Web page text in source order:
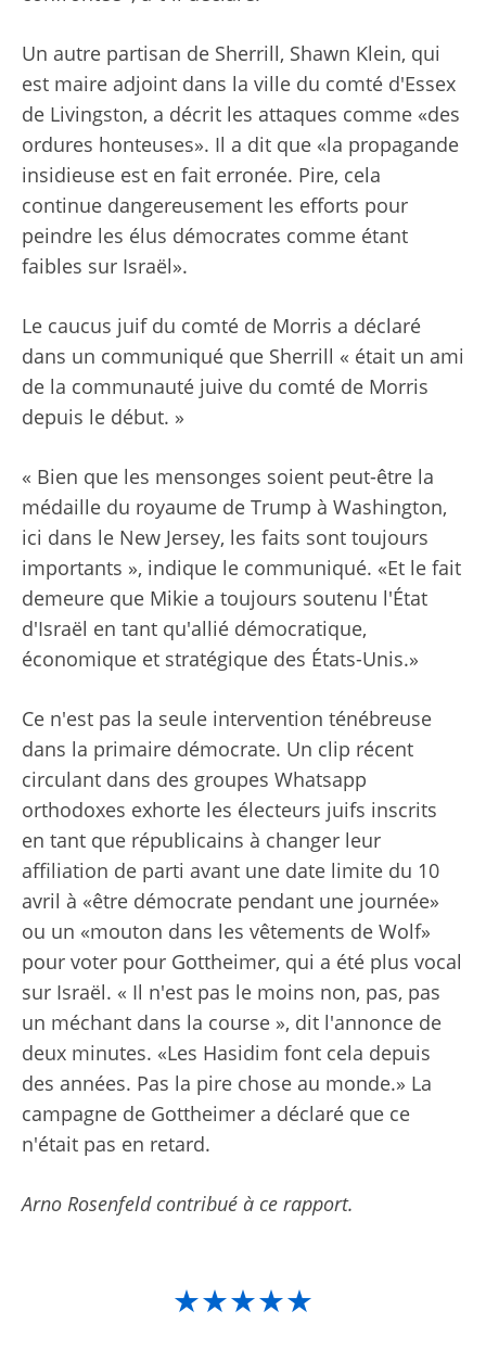
Un autre partisan de Sherrill, Shawn Klein, qui
est maire adjoint dans la ville du comté d'Essex
de Livingston, a décrit les attaques comme «des
ordures honteuses». Il a dit que «la propagande
insidieuse est en fait erronée. Pire, cela
continue dangereusement les efforts pour
peindre les élus démocrates comme étant
faibles sur Israël».
Le caucus juif du comté de Morris a déclaré
dans un communiqué que Sherrill « était un ami
de la communauté juive du comté de Morris
depuis le début. »
« Bien que les mensonges soient peut-être la
médaille du royaume de Trump à Washington,
ici dans le New Jersey, les faits sont toujours
importants », indique le communiqué. «Et le fait
demeure que Mikie a toujours soutenu l'État
d'Israël en tant qu'allié démocratique,
économique et stratégique des États-Unis.»
Ce n'est pas la seule intervention ténébreuse
dans la primaire démocrate. Un clip récent
circulant dans des groupes Whatsapp
orthodoxes exhorte les électeurs juifs inscrits
en tant que républicains à changer leur
affiliation de parti avant une date limite du 10
avril à «être démocrate pendant une journée»
ou un «mouton dans les vêtements de Wolf»
pour voter pour Gottheimer, qui a été plus vocal
sur Israël. « Il n'est pas le moins non, pas, pas
un méchant dans la course », dit l'annonce de
deux minutes. «Les Hasidim font cela depuis
des années. Pas la pire chose au monde.» La
campagne de Gottheimer a déclaré que ce
n'était pas en retard.
Arno Rosenfeldcontribué à ce rapport.
★★★★★